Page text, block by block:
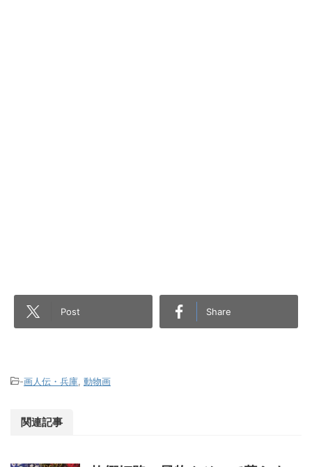
Post Share
-画人伝・兵庫 動物画
関連記事